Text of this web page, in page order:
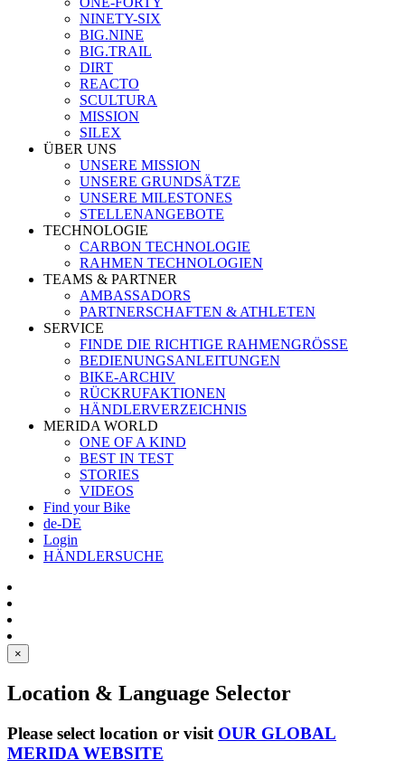
NINETY-SIX
BIG.NINE
BIG.TRAIL
DIRT
REACTO
SCULTURA
MISSION
SILEX
ÜBER UNS
UNSERE MISSION
UNSERE GRUNDSÄTZE
UNSERE MILESTONES
STELLENANGEBOTE
TECHNOLOGIE
CARBON TECHNOLOGIE
RAHMEN TECHNOLOGIEN
TEAMS & PARTNER
AMBASSADORS
PARTNERSCHAFTEN & ATHLETEN
SERVICE
FINDE DIE RICHTIGE RAHMENGRÖSSE
BEDIENUNGSANLEITUNGEN
BIKE-ARCHIV
RÜCKRUFAKTIONEN
HÄNDLERVERZEICHNIS
MERIDA WORLD
ONE OF A KIND
BEST IN TEST
STORIES
VIDEOS
Find your Bike
de-DE
Login
HÄNDLERSUCHE
×
Location & Language Selector
Please select location or visit OUR GLOBAL
MERIDA WEBSITE